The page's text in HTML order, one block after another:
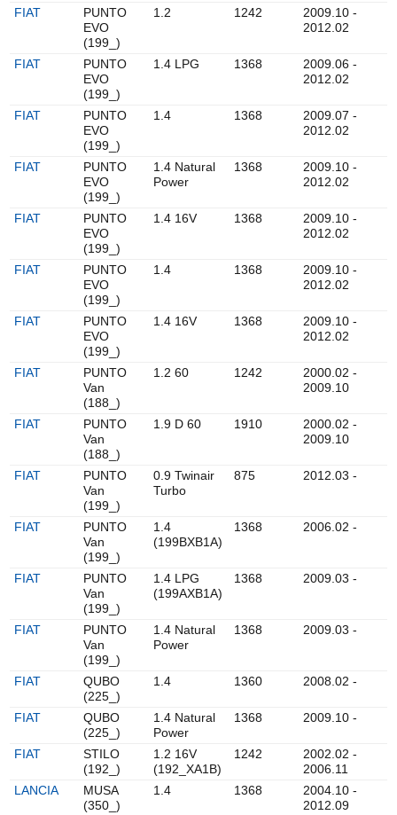
FIAT
PUNTO
EVO
(199_)
1.2 1242
2009.10 -
2012.02
FIAT
PUNTO
EVO
(199_)
1.4 LPG 1368
2009.06 -
2012.02
FIAT
PUNTO
EVO
(199_)
1.4 1368
2009.07 -
2012.02
FIAT
PUNTO
EVO
(199_)
1.4 Natural
Power
1368
2009.10 -
2012.02
FIAT
PUNTO
EVO
(199_)
1.4 16V 1368
2009.10 -
2012.02
FIAT
PUNTO
EVO
(199_)
1.4 1368
2009.10 -
2012.02
FIAT
PUNTO
EVO
(199_)
1.4 16V 1368
2009.10 -
2012.02
FIAT
PUNTO
Van
(188_)
1.2 60 1242
2000.02 -
2009.10
FIAT
PUNTO
Van
(188_)
1.9 D 60 1910
2000.02 -
2009.10
FIAT
PUNTO
Van
(199_)
0.9 Twinair
Turbo
875 2012.03 -
FIAT
PUNTO
Van
(199_)
1.4
(199BXB1A)
1368 2006.02 -
FIAT
PUNTO
Van
(199_)
1.4 LPG
(199AXB1A)
1368 2009.03 -
FIAT
PUNTO
Van
(199_)
1.4 Natural
Power
1368 2009.03 -
FIAT
QUBO
(225_)
1.4 1360 2008.02 -
FIAT
QUBO
(225_)
1.4 Natural
Power
1368 2009.10 -
FIAT
STILO
(192_)
1.2 16V
(192_XA1B)
1242
2002.02 -
2006.11
LANCIA
MUSA
(350_)
1.4 1368
2004.10 -
2012.09